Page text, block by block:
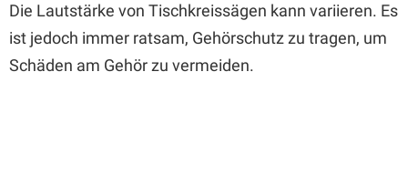
Die Lautstärke von Tischkreissägen kann variieren. Es
ist jedoch immer ratsam, Gehörschutz zu tragen, um
Schäden am Gehör zu vermeiden.